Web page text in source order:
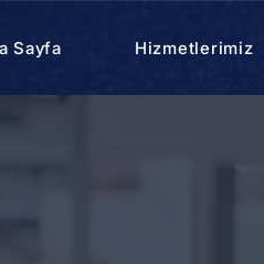
Sayfa Hizmetlerimiz